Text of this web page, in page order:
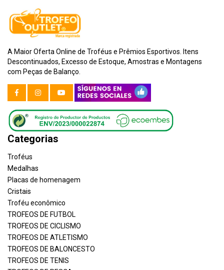
A Maior Oferta Online de Troféus e Prêmios Esportivos. Itens
Descontinuados, Excesso de Estoque, Amostras e Montagens
com Peças de Balanço.
Categorias
Troféus
Medalhas
Placas de homenagem
Cristais
Troféu econômico
TROFEOS DE FUTBOL
TROFEOS DE CICLISMO
TROFEOS DE ATLETISMO
TROFEOS DE BALONCESTO
TROFEOS DE TENIS